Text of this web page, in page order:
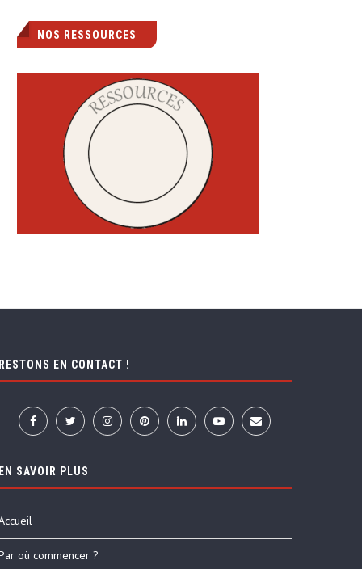
NOS RESSOURCES
RESTONS EN CONTACT !
EN SAVOIR PLUS
où commencer ?